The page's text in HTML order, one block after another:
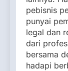
pebisnis
punyai
legal dan
dari
bersama
hadapi